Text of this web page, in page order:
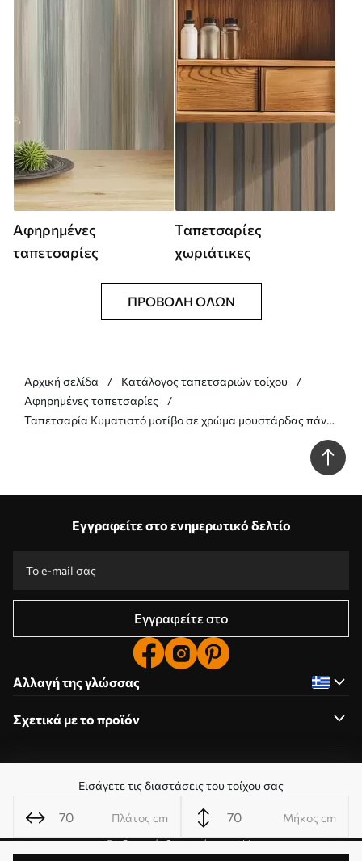
Εισάγετε τις διαστάσεις του τοίχου σας
Πλάτος cm Μήκος cm
Αφηρημένες
ταπετσαρίες
Ταπετσαρίες
χωριάτικες
ΠΡΟΒΟΛΉ ΌΛΩΝ
Αρχική σελίδα
Κατάλογος ταπετσαριών τοίχου
Αφηρημένες ταπετσαρίες
Ταπετσαρία Κυματιστό μοτίβο σε χρώμα μουστάρδας πάνω
Εγγραφείτε στο ενημερωτικό δελτίο
Εγγραφείτε στο
Αλλαγή της γλώσσας
Σχετικά με το προϊόν
Σχετικά με την εταιρεία
Επεξεργασία δικαιωμάτων cookie